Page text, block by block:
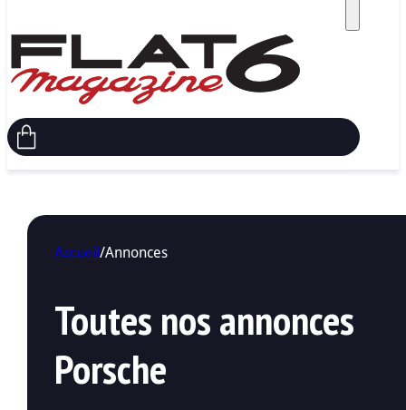
Accueil/Annonces
Toutes nos annonces
Porsche